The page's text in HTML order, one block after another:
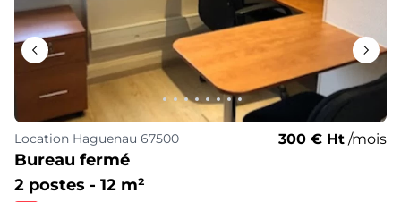
Location Haguenau 67500 300 € Ht /mois
Bureau fermé
2 postes - 12 m²